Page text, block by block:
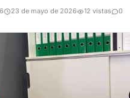
23 de mayo de 2026 12 vistas 0